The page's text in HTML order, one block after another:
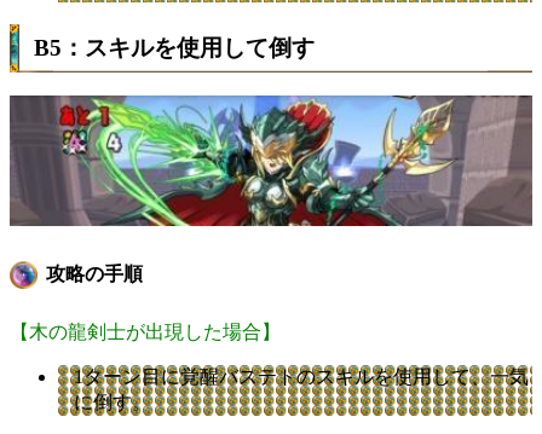
B5：スキルを使用して倒す
攻略の手順
【木の龍剣士が出現した場合】
1ターン目に覚醒バステトのスキルを使用して、一気
に倒す。